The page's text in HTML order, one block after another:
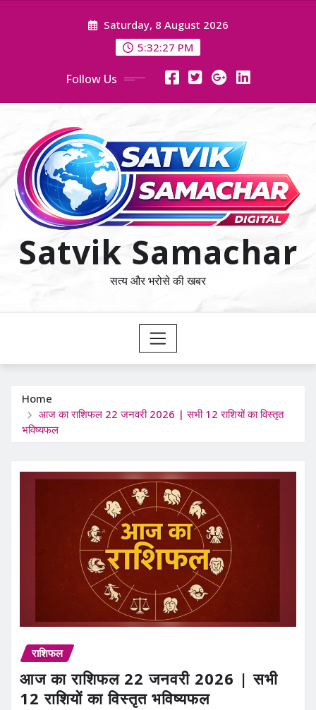
Saturday, 8 August 2026
5:32:27 PM
Follow Us
Satvik Samachar
सत्य और भरोसे की खबर
Home
आज का राशिफल 22 जनवरी 2026 | सभी 12 राशियों का विस्तृत
भविष्यफल
राशिफल
आज का राशिफल 22 जनवरी 2026 | सभी
12 राशियों का विस्तृत भविष्यफल